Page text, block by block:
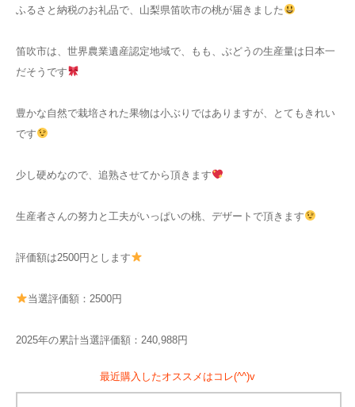
ふるさと納税のお礼品で、山梨県笛吹市の桃が届きました
笛吹市は、世界農業遺産認定地域で、もも、ぶどうの生産量は日本一
だそうです
豊かな自然で栽培された果物は小ぶりではありますが、とてもきれい
です
少し硬めなので、追熟させてから頂きます
生産者さんの努力と工夫がいっぱいの桃、デザートで頂きます
評価額は2500円とします
当選評価額：2500円
2025年の累計当選評価額：240,988円
最近購入したオススメはコレ(^^)v